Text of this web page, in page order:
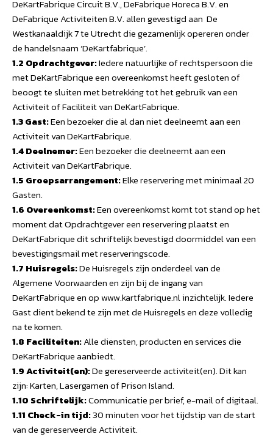
DeKartFabrique Circuit B.V., DeFabrique Horeca B.V. en
DeFabrique Activiteiten B.V. allen gevestigd aan De
Westkanaaldijk 7 te Utrecht die gezamenlijk opereren onder
de handelsnaam ‘DeKartfabrique’.
1.2 Opdrachtgever:Iedere natuurlijke of rechtspersoon die
met DeKartFabrique een overeenkomst heeft gesloten of
beoogt te sluiten met betrekking tot het gebruik van een
Activiteit of Faciliteit van DeKartFabrique.
1.3 Gast:Een bezoeker die al dan niet deelneemt aan een
Activiteit van DeKartFabrique.
1.4 Deelnemer:Een bezoeker die deelneemt aan een
Activiteit van DeKartFabrique.
1.5 Groepsarrangement:Elke reservering met minimaal 20
Gasten.
1.6 Overeenkomst:Een overeenkomst komt tot stand op het
moment dat Opdrachtgever een reservering plaatst en
DeKartFabrique dit schriftelijk bevestigd doormiddel van een
bevestigingsmail met reserveringscode.
1.7 Huisregels:De Huisregels zijn onderdeel van de
Algemene Voorwaarden en zijn bij de ingang van
DeKartFabrique en op www.kartfabrique.nl inzichtelijk. Iedere
Gast dient bekend te zijn met de Huisregels en deze volledig
na te komen.
1.8 Faciliteiten:Alle diensten, producten en services die
DeKartFabrique aanbiedt.
1.9 Activiteit(en):De gereserveerde activiteit(en). Dit kan
zijn: Karten, Lasergamen of Prison Island.
1.10 Schriftelijk:Communicatie per brief, e-mail of digitaal.
1.11 Check-in tijd:30 minuten voor het tijdstip van de start
van de gereserveerde Activiteit.